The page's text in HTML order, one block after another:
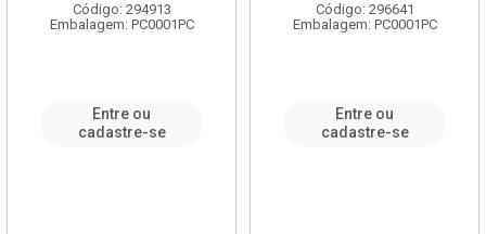
Código: 294913
Embalagem: PC0001PC
Entre ou
cadastre-se
Código: 296641
Embalagem: PC0001PC
Entre ou
cadastre-se